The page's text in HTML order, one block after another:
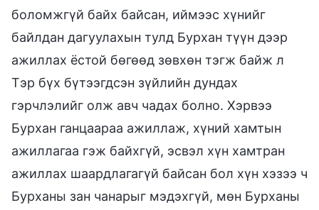
боломжгүй байх байсан, иймээс хүнийг
байлдан дагуулахын тулд Бурхан түүн дээр
ажиллах ёстой бөгөөд зөвхөн тэгж байж л
Тэр бүх бүтээгдсэн зүйлийн дундах
гэрчлэлийг олж авч чадах болно. Хэрвээ
Бурхан ганцаараа ажиллаж, хүний хамтын
ажиллагаа гэж байхгүй, эсвэл хүн хамтран
ажиллах шаардлагагүй байсан бол хүн хэзээ ч
Бурханы зан чанарыг мэдэхгүй, мөн Бурханы